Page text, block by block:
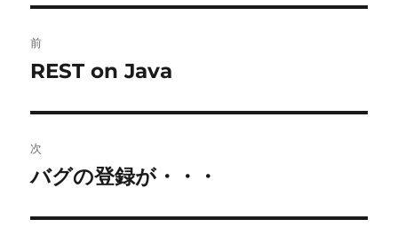
稿
ビ
ゲ
ー
前
前
投
稿:
REST on Java
次
次
投
バグの登録が・・・